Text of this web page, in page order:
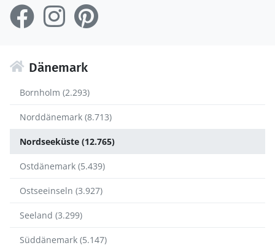
Dänemark
Bornholm (2.293)
Norddänemark (8.713)
Nordseeküste (12.765)
Ostdänemark (5.439)
Ostseeinseln (3.927)
Seeland (3.299)
Süddänemark (5.147)